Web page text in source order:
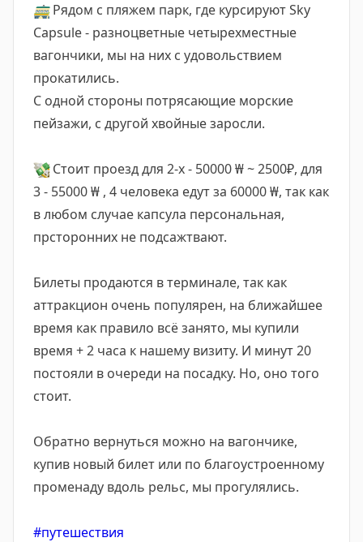
🚃Рядом с пляжем парк, где курсируют Sky
Capsule - разноцветные четырехместные
вагончики, мы на них с удовольствием
прокатились.
С одной стороны потрясающие морские
пейзажи, с другой хвойные заросли.
💸Стоит проезд для 2-х - 50000 ₩ ~ 2500₽, для
3 - 55000 ₩ , 4 человека едут за 60000 ₩, так как
в любом случае капсула персональная,
прсторонних не подсажтвают.
Билеты продаются в терминале, так как
аттракцион очень популярен, на ближайшее
время как правило всё занято, мы купили
время + 2 часа к нашему визиту. И минут 20
постояли в очереди на посадку. Но, оно того
стоит.
Обратно вернуться можно на вагончике,
купив новый билет или по благоустроенному
променаду вдоль рельс, мы прогулялись.
#путешествия